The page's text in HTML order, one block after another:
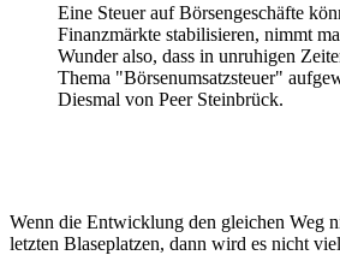
Eine Steuer auf Börsengeschäfte
Finanzmärkte stabilisieren, nimmt
Wunder also, dass in unruhigen
Thema "Börsenumsatzsteuer"
Diesmal von Peer Steinbrück.
Wenn die Entwicklung den gleichen Weg
letzten Blaseplatzen, dann wird es nicht